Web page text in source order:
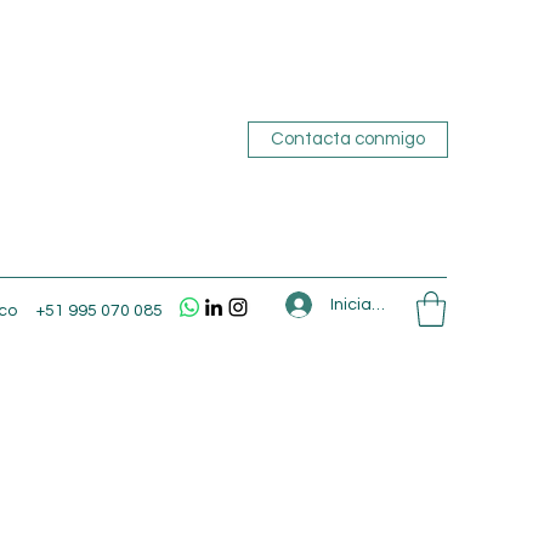
Contacta conmigo
+51 995 070 085 Iniciar sesión